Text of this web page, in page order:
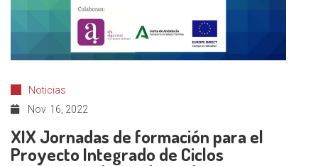
Noticias
Nov 16, 2022
XIX Jornadas de formación para el
Proyecto Integrado de Ciclos